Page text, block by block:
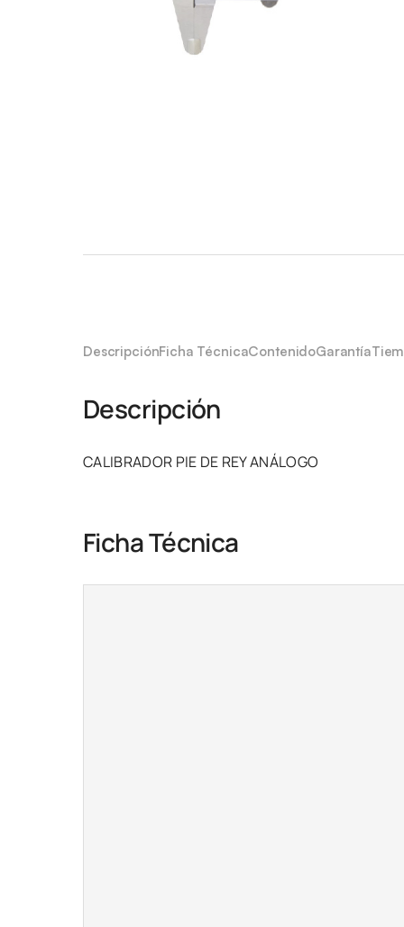
DescripciónFicha TécnicaContenidoGarantía
Descripción
CALIBRADOR PIE DE REY ANÁLOGO
Ficha Técnica